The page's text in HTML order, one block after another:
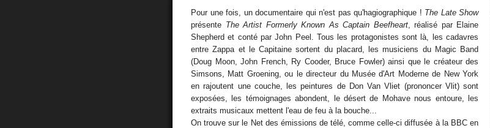
Pour une fois, un documentaire qui n'est pas qu'hagiographique ! The Late Show
présente The Artist Formerly Known As Captain Beefheart, réalisé par Elaine
Shepherd et conté par John Peel. Tous les protagonistes sont là, les cadavres
entre Zappa et le Capitaine sortent du placard, les musiciens du Magic Band
(Doug Moon, John French, Ry Cooder, Bruce Fowler) ainsi que le créateur des
Simsons, Matt Groening, ou le directeur du Musée d'Art Moderne de New York
en rajoutent une couche, les peintures de Don Van Vliet (prononcer Vlit) sont
exposées, les témoignages abondent, le désert de Mohave nous entoure, les
extraits musicaux mettent l'eau de feu à la bouche...
On trouve sur le Net des émissions de télé, comme celle-ci diffusée à la BBC en